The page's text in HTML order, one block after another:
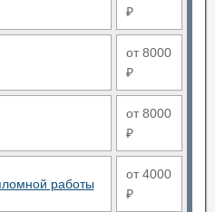
₽
от 8000
₽
от 8000
₽
работы
от 4000
₽